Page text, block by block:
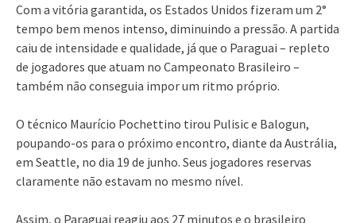
Com a vitória garantida, os Estados Unidos fizeram um 2°
tempo bem menos intenso, diminuindo a pressão. A partida
caiu de intensidade e qualidade, já que o Paraguai – repleto
de jogadores que atuam no Campeonato Brasileiro –
também não conseguia impor um ritmo próprio.
O técnico Maurício Pochettino tirou Pulisic e Balogun,
poupando-os para o próximo encontro, diante da Austrália,
em Seattle, no dia 19 de junho. Seus jogadores reservas
claramente não estavam no mesmo nível.
Assim, o Paraguai reagiu aos 27 minutos e o brasileiro